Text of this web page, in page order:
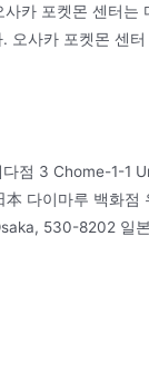
사카 포켓몬 센터는
오사카 포켓몬 센
점 3 Chome-1-1
다이마루 백화점
530-8202 일본